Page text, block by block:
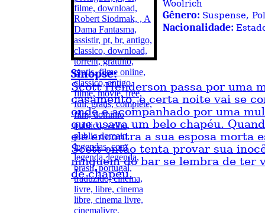
Woolrich
Gênero: Suspense,
Nacionalidade:
Sinopse:
Scott Henderson passa por uma
casamento, e certa noite vai se
onde é acompanhado por uma
que usava um belo chapéu.
ele encontra a sua esposa morta
Scott então tenta provar sua
ninguém do bar se lembra de ter
de chapéu.